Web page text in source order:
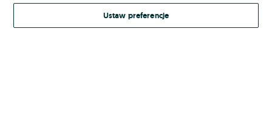
Kontynuując za pośrednictwem jednego z dostawców wskazanych powyżej,
Regulamin serwisuOLX.pl w jego aktualnym brzmieniu.
Ustaw preferencje